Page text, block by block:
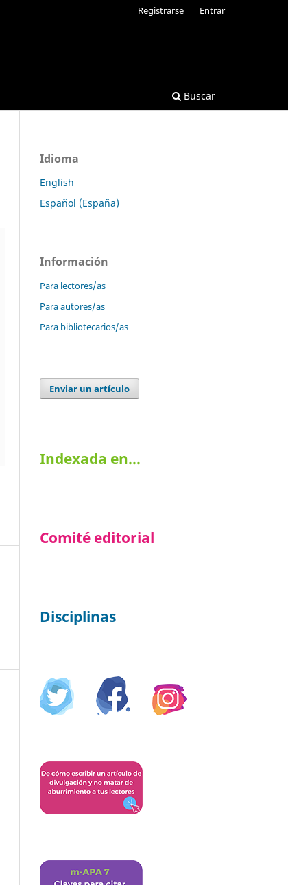
Buscar
Registrarse Entrar
Idioma
English
Español (España)
Información
Para lectores/as
Para autores/as
Para bibliotecarios/as
Enviar un artículo
Indexada en…
Comité editorial
Disciplinas